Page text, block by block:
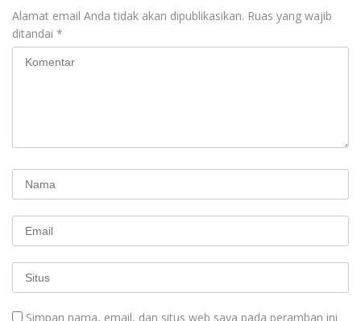
Alamat email Anda tidak akan dipublikasikan. Ruas yang wajib
ditandai *
Simpan nama, email, dan situs web saya pada peramban ini